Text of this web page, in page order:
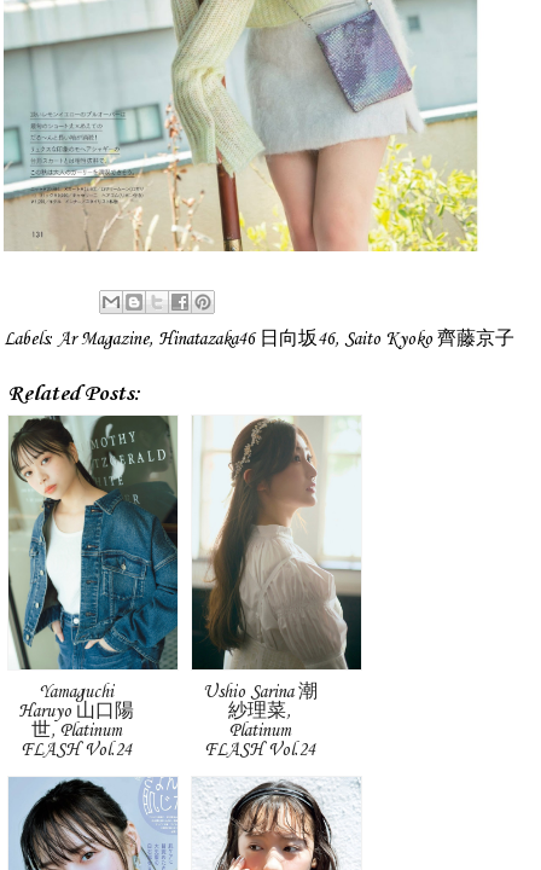
Labels: Ar Magazine, Hinatazaka46 日向坂46, Saito Kyoko 齊藤京子
Related Posts:
Yamaguchi
Haruyo 山口陽
世, Platinum
FLASH Vol.24
Ushio Sarina 潮
紗理菜,
Platinum
FLASH Vol.24